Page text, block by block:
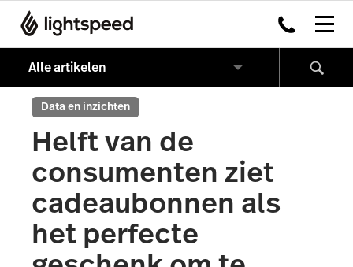
Data en inzichten
Helft van de
consumenten ziet
cadeaubonnen als
het perfecte